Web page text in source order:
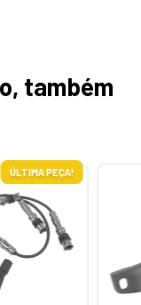
também
ÚLTIMA PEÇA!